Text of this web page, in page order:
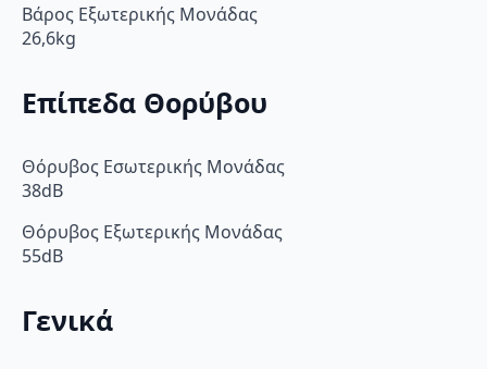
Βάρος Εξωτερικής Μονάδας
26,6kg
Επίπεδα Θορύβου
Θόρυβος Εσωτερικής Μονάδας
38dB
Θόρυβος Εξωτερικής Μονάδας
55dB
Γενικά